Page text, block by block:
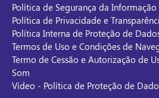
Política de Segurança da Informação
Política de Privacidade e
Política Interna de Proteção de
Termos de Uso e Condições de
Termo de Cessão e Autorização de
Som
Vídeo - Política de Proteção de